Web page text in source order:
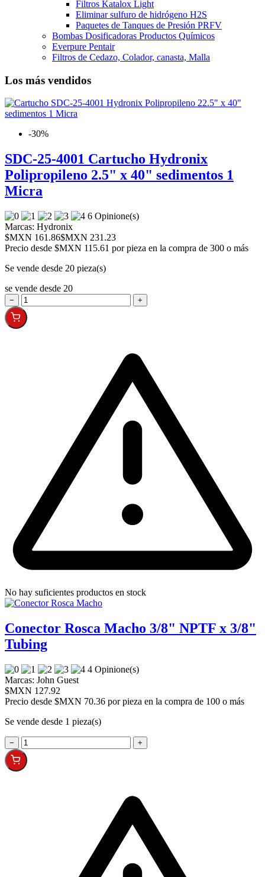
Filtros Katalox Light
Eliminar sulfuro de hidrógeno H2S
Paquetes de Tanques de Presión PRFV
Bombas Dosificadoras Productos Químicos
Everpure Pentair
Filtros de Cedazo, Colador, canasta, Malla
Los más vendidos
-30%
SDC-25-4001 Cartucho Hydronix
Polipropileno 2.5" x 40" sedimentos 1
Micra
6 Opinione(s)
Marcas: Hydronix
$MXN 161.86$MXN 231.23
Precio desde $MXN 115.61 por pieza en la compra de 300 o más
Se vende desde 20 pieza(s)
se vende desde 20
− +
No hay suficientes productos en stock
Conector Rosca Macho 3/8" NPTF x 3/8"
Tubing
4 Opinione(s)
Marcas: John Guest
$MXN 127.92
Precio desde $MXN 70.36 por pieza en la compra de 100 o más
Se vende desde 1 pieza(s)
− +